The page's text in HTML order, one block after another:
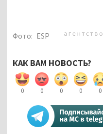
Фото: ESP
КАК ВАМ НОВОСТЬ?
0 0 0 0 0